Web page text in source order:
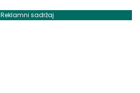
Reklamni sadržaj